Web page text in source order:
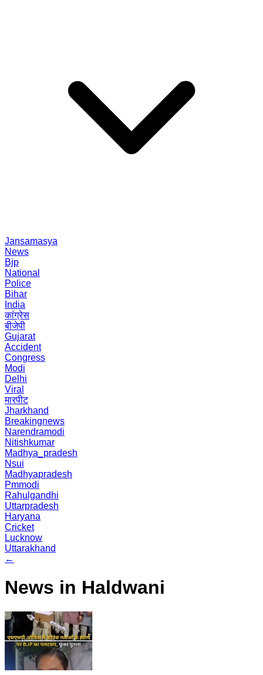
Jansamasya
News
Bjp
National
Police
Bihar
India
कांग्रेस
बीजेपी
Gujarat
Accident
Congress
Modi
Delhi
Viral
मारपीट
Jharkhand
Breakingnews
Narendramodi
Nitishkumar
Madhya_pradesh
Nsui
Madhyapradesh
Pmmodi
Rahulgandhi
Uttarpradesh
Haryana
Cricket
Lucknow
Uttarakhand
←
News in Haldwani